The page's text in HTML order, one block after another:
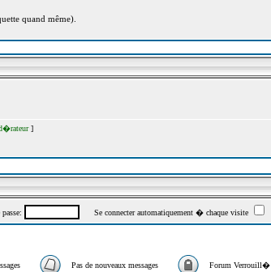
quand même).
]
Se connecter automatiquement � chaque visite
Pas de nouveaux messages Forum Verrouill�